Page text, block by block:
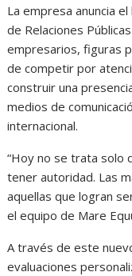
La empresa anuncia
de Relaciones
empresarios, figuras
de competir por
construir una
medios de
internacional.
“Hoy no se trata solo
tener autoridad. Las
aquellas que logran
el equipo de Mare
A través de este
evaluaciones